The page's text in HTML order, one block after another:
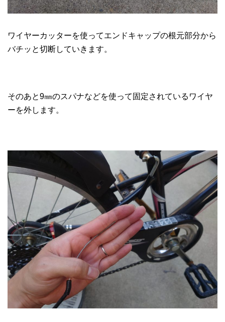
ワイヤーカッターを使ってエンドキャップの根元部分から
バチッと切断していきます。
そのあと9㎜のスパナなどを使って固定されているワイヤ
ーを外します。